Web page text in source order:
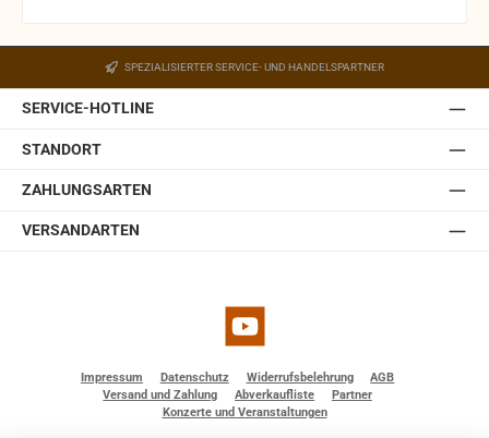
SPEZIALISIERTER SERVICE- UND HANDELSPARTNER
SERVICE-HOTLINE
STANDORT
ZAHLUNGSARTEN
VERSANDARTEN
YouTube
Impressum Datenschutz Widerrufsbelehrung
AGB
Versand und Zahlung
Abverkaufliste
Partner
Konzerte und Veranstaltungen